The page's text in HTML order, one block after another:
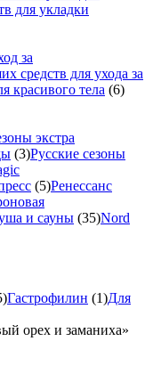
для укладки
за
средств для ухода за
красивого тела (6)
экстра
(3)Русские сезоны
(5)Ренессанс
и сауны (35)Nord
Гастрофилин (1)Для
орех и заманиха»